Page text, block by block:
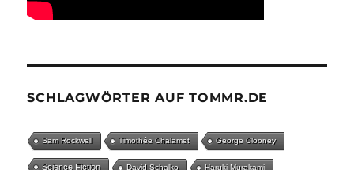
SCHLAGWÖRTER AUF TOMMR.DE
Sam Rockwell Timothée Chalamet George Clooney
Science Fiction David Schalko Haruki Murakami